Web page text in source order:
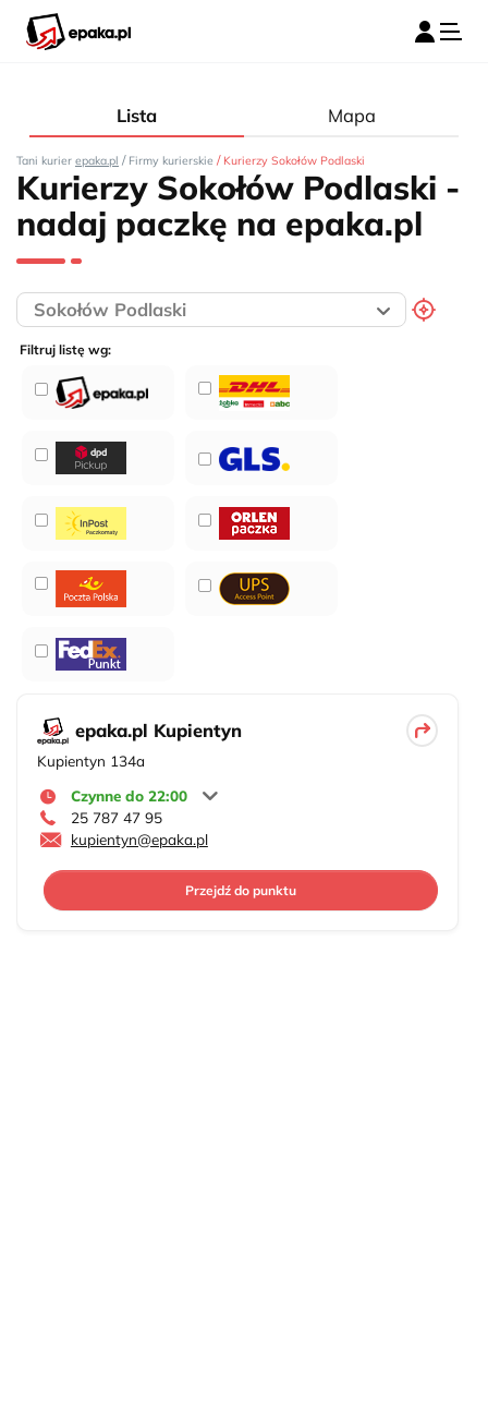
Lista Mapa
Tani kurier epaka.pl / Firmy kurierskie / Kurierzy Sokołów Podlaski
Kurierzy Sokołów Podlaski -
nadaj paczkę na epaka.pl
Filtruj listę wg:
epaka.pl Kupientyn
Kupientyn 134a
Czynne do 22:00
25 787 47 95
kupientyn@epaka.pl
Przejdź do punktu